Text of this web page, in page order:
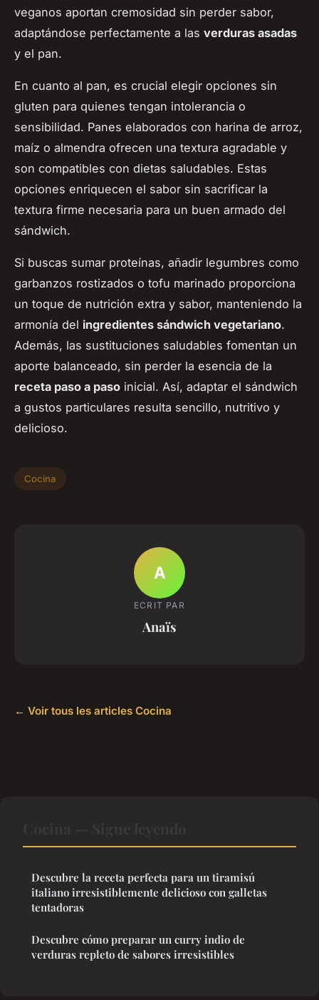
veganos aportan cremosidad sin perder sabor,
adaptándose perfectamente a las verduras asadas
y el pan.
En cuanto al pan, es crucial elegir opciones sin
gluten para quienes tengan intolerancia o
sensibilidad. Panes elaborados con harina de arroz,
maíz o almendra ofrecen una textura agradable y
son compatibles con dietas saludables. Estas
opciones enriquecen el sabor sin sacrificar la
textura firme necesaria para un buen armado del
sándwich.
Si buscas sumar proteínas, añadir legumbres como
garbanzos rostizados o tofu marinado proporciona
un toque de nutrición extra y sabor, manteniendo la
armonía del ingredientes sándwich vegetariano.
Además, las sustituciones saludables fomentan un
aporte balanceado, sin perder la esencia de la
receta paso a paso inicial. Así, adaptar el sándwich
a gustos particulares resulta sencillo, nutritivo y
delicioso.
Cocina
A
ECRIT PAR
Anaïs
← Voir tous les articles Cocina
Descubre la receta perfecta para un tiramisú
italiano irresistiblemente delicioso con galletas
tentadoras
Descubre cómo preparar un curry indio de
verduras repleto de sabores irresistibles